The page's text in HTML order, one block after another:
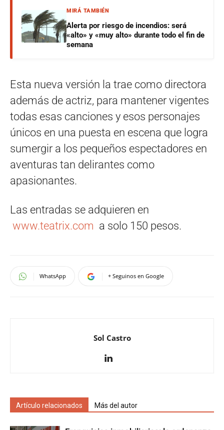
MIRÁ TAMBIÉN
Alerta por riesgo de incendios: será
«alto» y «muy alto» durante todo el fin de
semana
Esta nueva versión la trae como directora
además de actriz, para mantener vigentes
todas esas canciones y esos personajes
únicos en una puesta en escena que logra
sumergir a los pequeños espectadores en
aventuras tan delirantes como
apasionantes.
Las entradas se adquieren en
www.teatrix.com a solo 150 pesos.
WhatsApp + Seguinos en Google
Sol Castro
Artículo relacionados Más del autor